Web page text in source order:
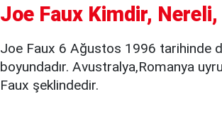
Joe Faux Kimdir, Nereli,
Joe Faux 6 Ağustos 1996 tarihinde
boyundadır. Avustralya,Romanya
Faux şeklindedir.